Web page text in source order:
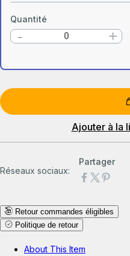
Quantité
- +
Ajouter à la
Réseaux sociaux:
Partager
Retour commandes éligibles
Politique de retour
About This Item